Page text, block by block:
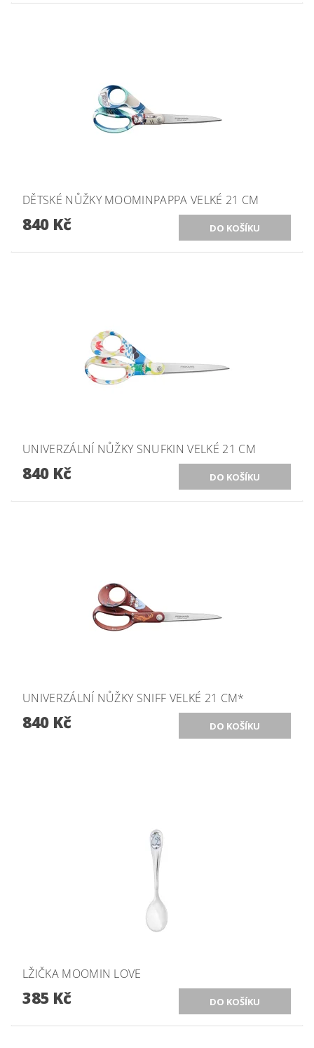
DĚTSKÉ NŮŽKY MOOMINPAPPA VELKÉ 21 CM
840 Kč
UNIVERZÁLNÍ NŮŽKY SNUFKIN VELKÉ 21 CM
840 Kč
UNIVERZÁLNÍ NŮŽKY SNIFF VELKÉ 21 CM*
840 Kč
LŽIČKA MOOMIN LOVE
385 Kč